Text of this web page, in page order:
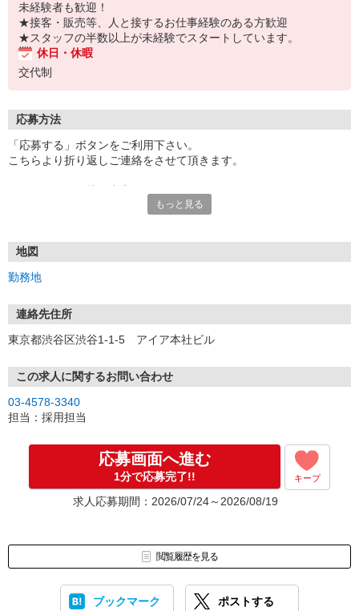
未経験者も歓迎！
★接客・販売等、人と接するお仕事経験のある方歓迎
★スタッフの半数以上が未経験でスタートしています。
休日・休暇
交代制
応募方法
「応募する」ボタンをご利用下さい。
こちらより折り返しご連絡をさせて頂きます。
※お電話でのご応募もお待ちしております。
い。
もっと見る
地図
勤務地
連絡先住所
東京都渋谷区渋谷1-1-5 アイア本社ビル
この求人に関するお問い合わせ
03-4578-3340
担当：採用担当
応募画面へ進む
1分で応募完了!! キープ
求人応募期間：2026/07/24～2026/08/19
閲覧履歴を見る
ブックマーク ポストする